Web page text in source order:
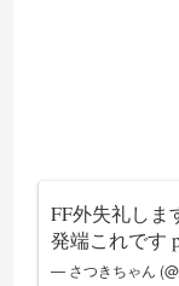
FF外失礼しま
発端これです
— さつきちゃん